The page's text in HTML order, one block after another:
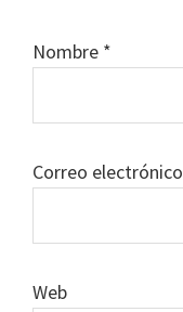
Nombre *
Correo electrónico
Web